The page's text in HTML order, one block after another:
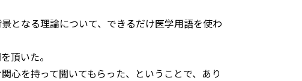
となる理論について、できるだけ医学用語を使わ
頂いた。
心を持って聞いてもらった、ということで、あり